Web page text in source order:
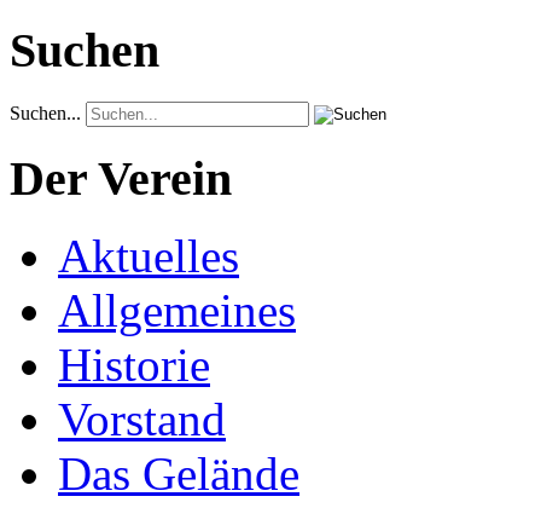
Suchen
Suchen...
Der Verein
Aktuelles
Allgemeines
Historie
Vorstand
Das Gelände